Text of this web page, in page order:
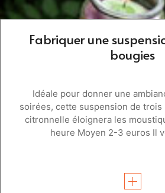
Fabriquer une
bougies
Idéale pour donner une
soirées, cette suspension de trois
citronnelle éloignera les
heure Moyen 2-3 euros Il